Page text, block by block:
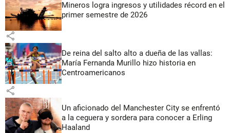
Mineros logra ingresos y utilidades récord en el
primer semestre de 2026
share
De reina del salto alto a dueña de las vallas:
María Fernanda Murillo hizo historia en
Centroamericanos
share
Un aficionado del Manchester City se enfrentó
a la ceguera y sordera para conocer a Erling
Haaland